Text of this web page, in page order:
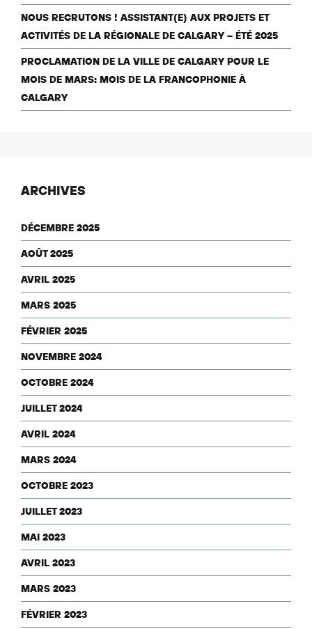
NOUS RECRUTONS ! ASSISTANT(E) AUX PROJETS ET
ACTIVITÉS DE LA RÉGIONALE DE CALGARY – ÉTÉ 2025
PROCLAMATION DE LA VILLE DE CALGARY POUR LE
MOIS DE MARS: MOIS DE LA FRANCOPHONIE À
CALGARY
ARCHIVES
DÉCEMBRE 2025
AOÛT 2025
AVRIL 2025
MARS 2025
FÉVRIER 2025
NOVEMBRE 2024
OCTOBRE 2024
JUILLET 2024
AVRIL 2024
MARS 2024
OCTOBRE 2023
JUILLET 2023
MAI 2023
AVRIL 2023
MARS 2023
FÉVRIER 2023